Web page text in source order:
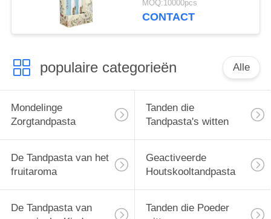
voor diepe
MOQ:10000pcs
CONTACT
populaire categorieën Alle
Mondelinge
Zorgtandpasta
Tanden die
Tandpasta's witten
De Tandpasta van het
fruitaroma
Geactiveerde
Houtskooltandpasta
De Tandpasta van
Tanden die Poeder